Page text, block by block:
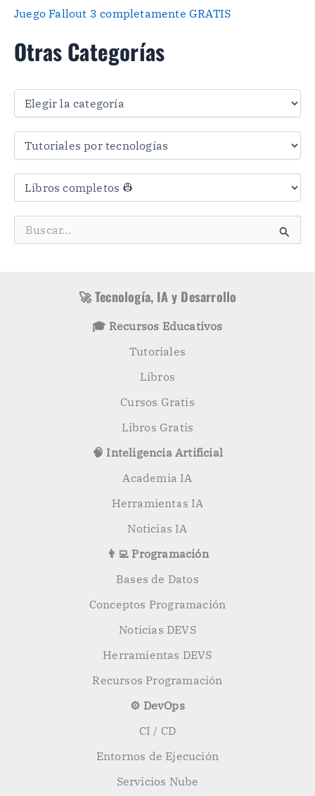
Juego Fallout 3 completamente GRATIS
Otras Categorías
O
a
a
🚀 Tecnología, IA y Desarrollo
🎓 Recursos Educativos
Tutoriales
Libros
Cursos Gratis
Libros Gratis
🧠 Inteligencia Artificial
Academia IA
Herramientas IA
Noticias IA
👨‍💻 Programación
Bases de Datos
Conceptos Programación
Noticias DEVS
Herramientas DEVS
Recursos Programación
⚙️ DevOps
CI / CD
Entornos de Ejecución
Servicios Nube